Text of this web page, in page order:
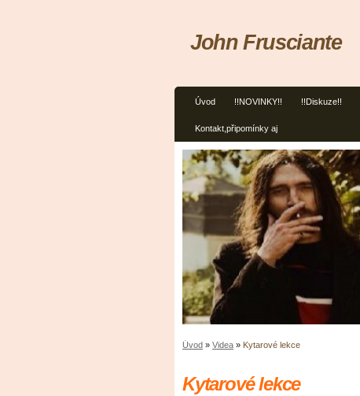
Úvod !!NOVINKY!! !!Diskuze!!
Kontakt,připomínky aj
John Frusciante
Úvod » Videa » Kytarové lekce
Kytarové lekce